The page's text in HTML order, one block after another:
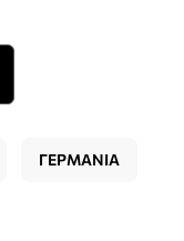
ΓΕΡΜΑΝΙΑ